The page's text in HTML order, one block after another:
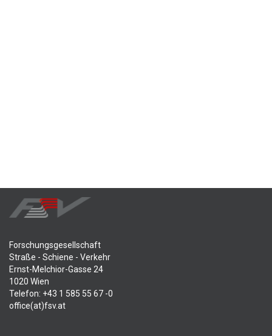
Forschungsgesellschaft
Straße - Schiene - Verkehr
Ernst-Melchior-Gasse 24
1020 Wien
Telefon: +43 1 585 55 67 -0
office(at)fsv.at